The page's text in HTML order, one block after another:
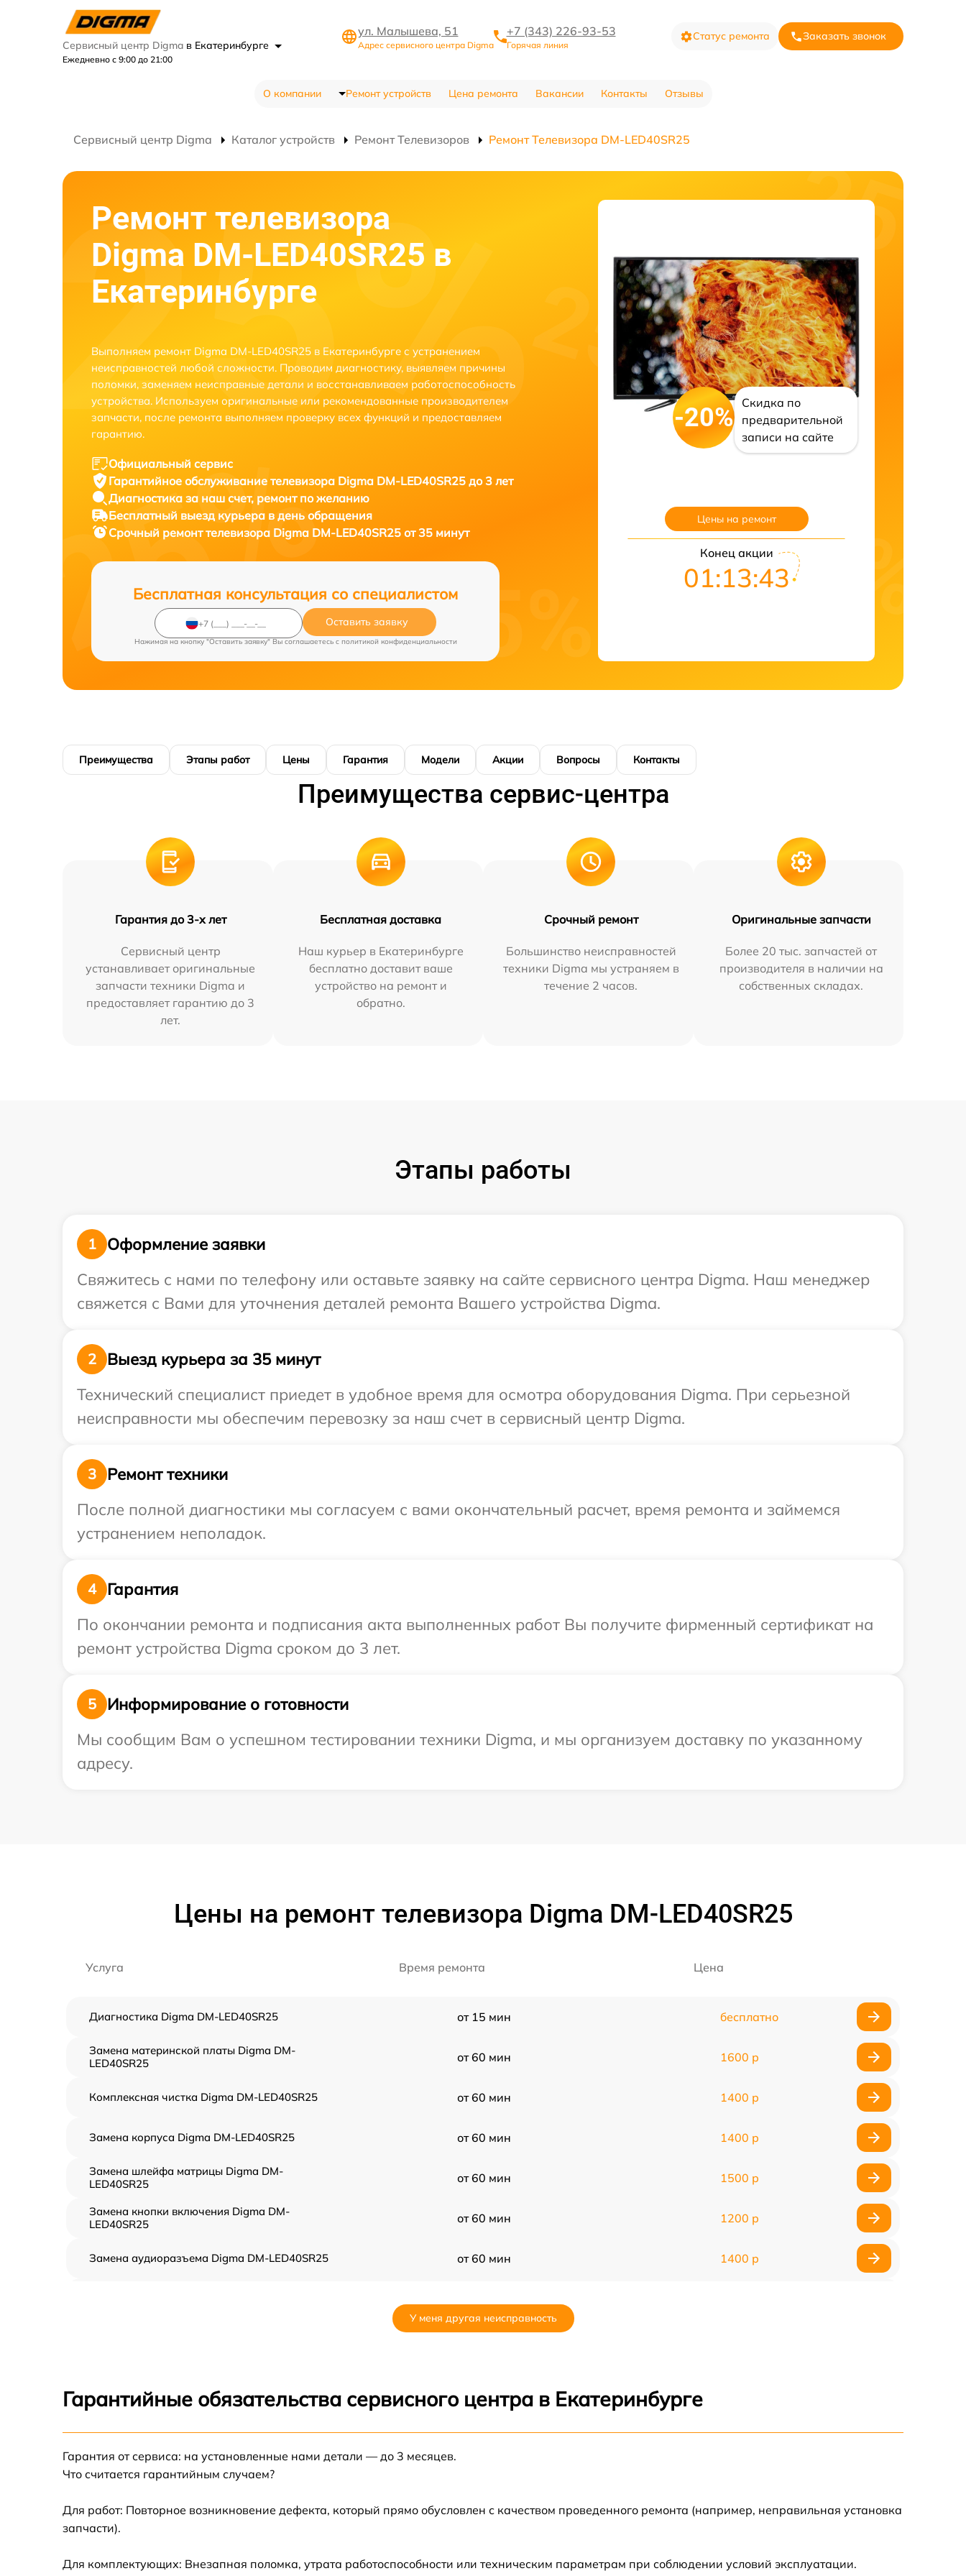
Сервисный центр Digma в Екатеринбурге
Ежедневно с 9:00 до 21:00
ул. Малышева, 51
Адрес сервисного центра Digma
+7 (343) 226-93-53
Горячая линия
Статус ремонта Заказать звонок
О компании Ремонт устройств Цена ремонта Вакансии Контакты Отзывы
Сервисный центр Digma Каталог устройств Ремонт Телевизоров Ремонт Телевизора DM-LED40SR25
Ремонт телевизора
Digma DM-LED40SR25 в
Екатеринбурге
Выполняем ремонт Digma DM-LED40SR25 в Екатеринбурге с устранением
неисправностей любой сложности. Проводим диагностику, выявляем причины
поломки, заменяем неисправные детали и восстанавливаем работоспособность
устройства. Используем оригинальные или рекомендованные производителем
запчасти, после ремонта выполняем проверку всех функций и предоставляем
гарантию.
Официальный сервис
Гарантийное обслуживание телевизора Digma DM-LED40SR25 до 3 лет
Диагностика за наш счет, ремонт по желанию
Бесплатный выезд курьера в день обращения
Срочный ремонттелевизора Digma DM-LED40SR25 от 35 минут
Бесплатная консультация со специалистом
Оставить заявку
Нажимая на кнопку "Оставить заявку" Вы соглашаетесь c политикой конфиденциальности
-20%
Скидка по
предварительной
записи на сайте
Цены на ремонт
Конец акции
01:13:42
Преимущества Этапы работ Цены Гарантия Модели Акции Вопросы Контакты
Преимущества сервис-центра
Гарантия до 3-х лет
Сервисный центр
устанавливает оригинальные
запчасти техники Digma и
предоставляет гарантию до 3
лет.
Бесплатная доставка
Наш курьер в Екатеринбурге
бесплатно доставит ваше
устройство на ремонт и
обратно.
Срочный ремонт
Большинство неисправностей
техники Digma мы устраняем в
течение 2 часов.
Оригинальные запчасти
Более 20 тыс. запчастей от
производителя в наличии на
собственных складах.
Этапы работы
1
Оформление заявки
Свяжитесь с нами по телефону или оставьте заявку на сайте сервисного центра Digma. Наш менеджер
свяжется с Вами для уточнения деталей ремонта Вашего устройства Digma.
2
Выезд курьера за 35 минут
Технический специалист приедет в удобное время для осмотра оборудования Digma. При серьезной
неисправности мы обеспечим перевозку за наш счет в сервисный центр Digma.
3
Ремонт техники
После полной диагностики мы согласуем с вами окончательный расчет, время ремонта и займемся
устранением неполадок.
4
Гарантия
По окончании ремонта и подписания акта выполненных работ Вы получите фирменный сертификат на
ремонт устройства Digma сроком до 3 лет.
5
Информирование о готовности
Мы сообщим Вам о успешном тестировании техники Digma, и мы организуем доставку по указанному
адресу.
Цены на ремонт телевизора Digma DM-LED40SR25
Услуга Время ремонта Цена
Диагностика Digma DM-LED40SR25 от 15 мин бесплатно
Замена материнской платы Digma DM-
LED40SR25
от 60 мин 1600 р
Комплексная чистка Digma DM-LED40SR25 от 60 мин 1400 р
Замена корпуса Digma DM-LED40SR25 от 60 мин 1400 р
Замена шлейфа матрицы Digma DM-
LED40SR25
от 60 мин 1500 р
Замена кнопки включения Digma DM-
LED40SR25
от 60 мин 1200 р
Замена аудиоразъема Digma DM-LED40SR25 от 60 мин 1400 р
Прошивка блока управления Digma DM-
LED40SR25
LED40SR25
У меня другая неисправность
Гарантийные обязательства сервисного центра в Екатеринбурге
Гарантия от сервиса: на установленные нами детали — до 3 месяцев.
Что считается гарантийным случаем?
Для работ: Повторное возникновение дефекта, который прямо обусловлен с качеством проведенного ремонта (например, неправильная установка
запчасти).
Для комплектующих: Внезапная поломка, утрата работоспособности или техническим параметрам при соблюдении условий эксплуатации.